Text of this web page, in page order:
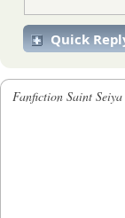
Quick
Fanfiction Saint Seiya